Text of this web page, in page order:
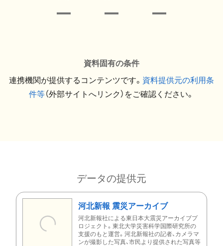
資料固有の条件
連携機関が提供するコンテンツです。 資料提供元の利用条
件等（外部サイトへリンク）をご確認ください。
データの提供元
河北新報 震災アーカイブ
河北新報社による東日本大震災アーカイブプ
ロジェクト。東北大学災害科学国際研究所の
支援のもと運営。河北新報社の記者、カメラマ
ンが撮影した写真、市民より提供された写真等